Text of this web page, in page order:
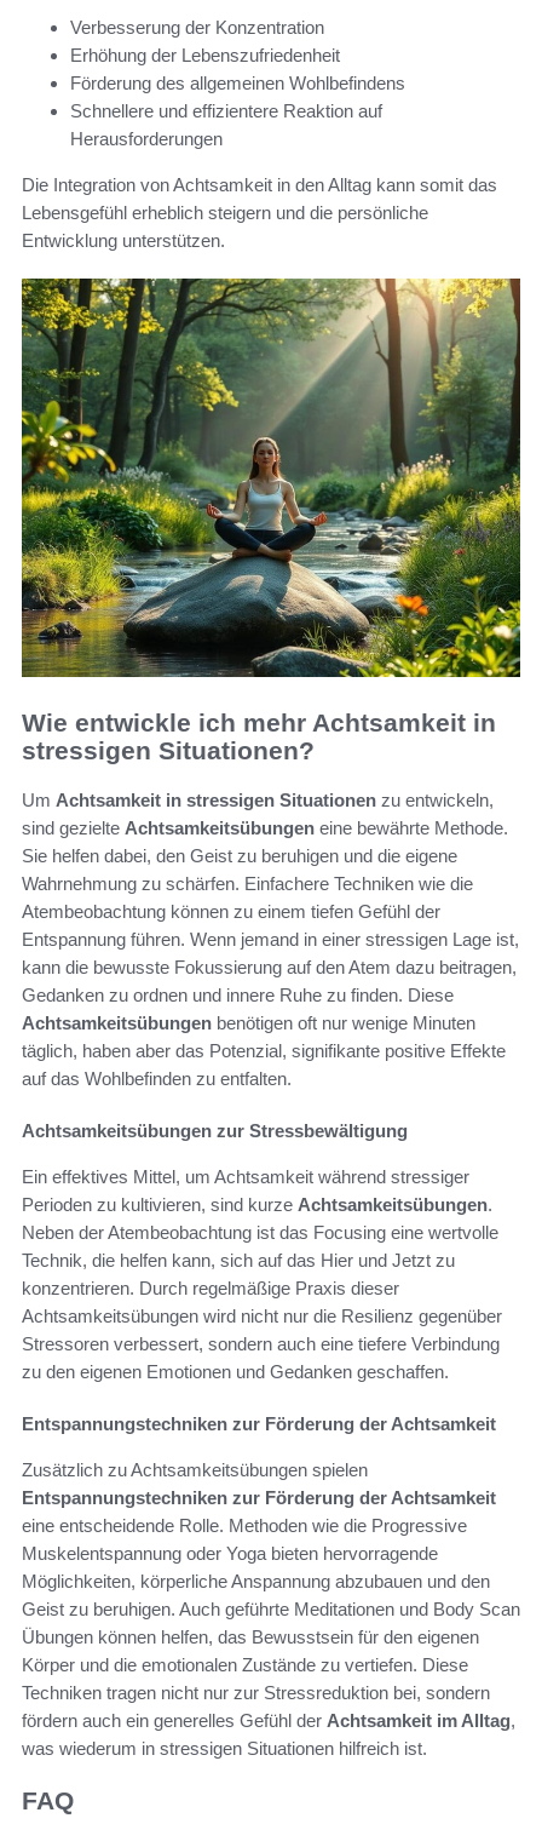
Verbesserung der Konzentration
Erhöhung der Lebenszufriedenheit
Förderung des allgemeinen Wohlbefindens
Schnellere und effizientere Reaktion auf
Herausforderungen
Die Integration von Achtsamkeit in den Alltag kann somit das
Lebensgefühl erheblich steigern und die persönliche
Entwicklung unterstützen.
Wie entwickle ich mehr Achtsamkeit in
stressigen Situationen?
Um Achtsamkeit in stressigen Situationen zu entwickeln,
sind gezielte Achtsamkeitsübungen eine bewährte Methode.
Sie helfen dabei, den Geist zu beruhigen und die eigene
Wahrnehmung zu schärfen. Einfachere Techniken wie die
Atembeobachtung können zu einem tiefen Gefühl der
Entspannung führen. Wenn jemand in einer stressigen Lage ist,
kann die bewusste Fokussierung auf den Atem dazu beitragen,
Gedanken zu ordnen und innere Ruhe zu finden. Diese
Achtsamkeitsübungen benötigen oft nur wenige Minuten
täglich, haben aber das Potenzial, signifikante positive Effekte
auf das Wohlbefinden zu entfalten.
Achtsamkeitsübungen zur Stressbewältigung
Ein effektives Mittel, um Achtsamkeit während stressiger
Perioden zu kultivieren, sind kurze Achtsamkeitsübungen.
Neben der Atembeobachtung ist das Focusing eine wertvolle
Technik, die helfen kann, sich auf das Hier und Jetzt zu
konzentrieren. Durch regelmäßige Praxis dieser
Achtsamkeitsübungen wird nicht nur die Resilienz gegenüber
Stressoren verbessert, sondern auch eine tiefere Verbindung
zu den eigenen Emotionen und Gedanken geschaffen.
Entspannungstechniken zur Förderung der Achtsamkeit
Zusätzlich zu Achtsamkeitsübungen spielen
Entspannungstechniken zur Förderung der Achtsamkeit
eine entscheidende Rolle. Methoden wie die Progressive
Muskelentspannung oder Yoga bieten hervorragende
Möglichkeiten, körperliche Anspannung abzubauen und den
Geist zu beruhigen. Auch geführte Meditationen und Body Scan
Übungen können helfen, das Bewusstsein für den eigenen
Körper und die emotionalen Zustände zu vertiefen. Diese
Techniken tragen nicht nur zur Stressreduktion bei, sondern
fördern auch ein generelles Gefühl der Achtsamkeit im Alltag,
was wiederum in stressigen Situationen hilfreich ist.
FAQ